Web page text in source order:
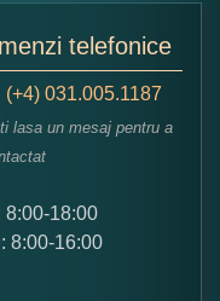
telefonice
(+4) 031.005.1187
lasa un mesaj pentru a
8:00-18:00
8:00-16:00